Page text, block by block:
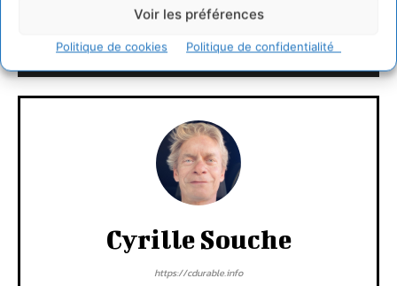
Voir les préférences
Politique de cookies Politique de confidentialité
LAISSER UN COMMENTAIRE
CONNECTER POUR LAISSER UN COMMENTAIRE
Cyrille Souche
https://cdurable.info